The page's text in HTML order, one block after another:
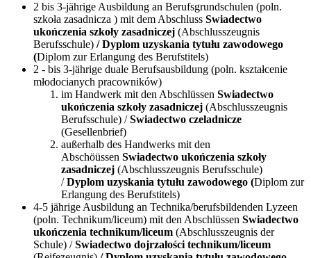
2 bis 3-jährige Ausbildung an Berufsgrundschulen (poln.
szkoła zasadnicza ) mit dem Abschluss Swiadectwo
ukończenia szkoły zasadniczej (Abschlusszeugnis
Berufsschule) / Dyplom uzyskania tytułu zawodowego
(Diplom zur Erlangung des Berufstitels)
2 - bis 3-jährige duale Berufsausbildung (poln. kształcenie
młodocianych pracowników)
im Handwerk mit den Abschlüssen Swiadectwo
ukończenia szkoły zasadniczej (Abschlusszeugnis
Berufsschule) /Swiadectwo czeladnicze
(Gesellenbrief)
außerhalb des Handwerks mit den
Abschöüssen Swiadectwo ukończenia szkoły
zasadniczej (Abschlusszeugnis Berufsschule)
/Dyplom uzyskania tytułu zawodowego (Diplom zur
Erlangung des Berufstitels)
4-5 jährige Ausbildung an Technika/berufsbildenden Lyzeen
(poln. Technikum/liceum) mit den Abschlüssen Swiadectwo
ukończenia technikum/liceum (Abschlusszeugnis der
Schule) /Swiadectwo dojrzałości technikum/liceum